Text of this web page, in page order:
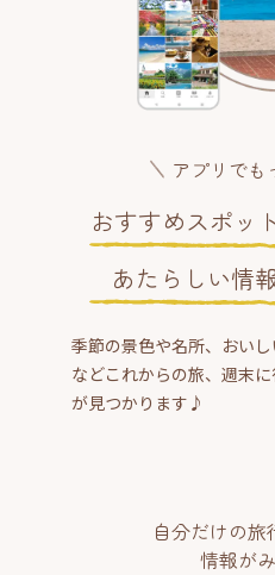
アプリでも
おすすめスポッ
あたらしい情
季節の景色や名所、おい
などこれからの旅、週末
が見つかります♪
自分だけの旅
情報が